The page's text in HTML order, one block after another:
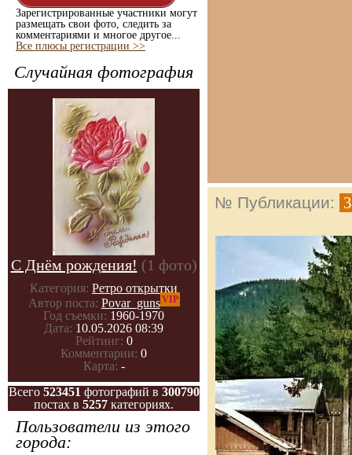
Зарегистрированные участники могут
размещать свои фото, следить за
комментариями и многое другое...
Все плюсы регистрации >>
Случайная фотография
С Днём рождения! (1 фото)
Категория: Ретро открытки
Автор поста: Povar_gunsVIP
Год съемки: 1960-1970
Дата: 10.05.2026 08:39
Рейтинг: 0
Комментарии: 0
Карта: -
Всего 523451 фотографий в 300790
постах в 5257 категориях.
Пользователи из этого
города:
№ Публикации: